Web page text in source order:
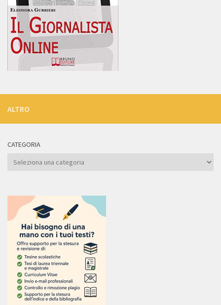
ALTRO
CATEGORIA
Categoria